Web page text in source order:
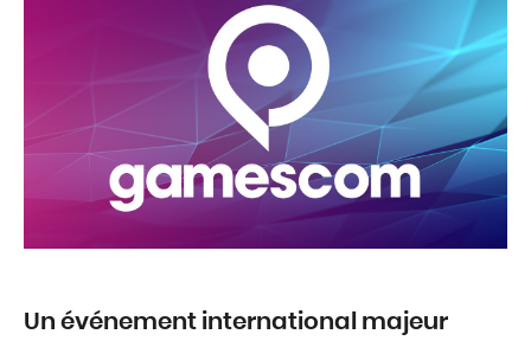
Un événement international majeur